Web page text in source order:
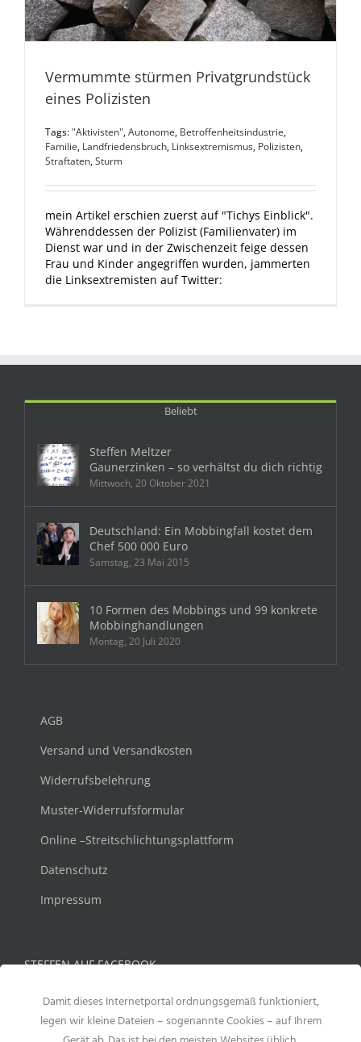
Vermummte stürmen Privatgrundstück
eines Polizisten
Tags:"Aktivisten",Autonome, Betroffenheitsindustrie,
Familie, Landfriedensbruch, Linksextremismus, Polizisten,
Straftaten,Sturm
mein Artikel erschien zuerst auf "Tichys Einblick".
Währenddessen der Polizist (Familienvater) im
Dienst war und in der Zwischenzeit feige dessen
Frau und Kinder angegriffen wurden, jammerten
die Linksextremisten auf Twitter:
Beliebt
Steffen Meltzer
Gaunerzinken – so verhältst du dich richtig
Mittwoch, 20 Oktober 2021
Deutschland: Ein Mobbingfall kostet dem
Chef 500 000 Euro
Samstag, 23 Mai 2015
10 Formen des Mobbings und 99 konkrete
Mobbinghandlungen
Montag, 20 Juli 2020
AGB
Versand und Versandkosten
Widerrufsbelehrung
Muster-Widerrufsformular
Online –Streitschlichtungsplattform
Datenschutz
Impressum
STEFFEN AUF FACEBOOK
Damit dieses Internetportal ordnungsgemäß funktioniert,
legen wir kleine Dateien – sogenannte Cookies – auf Ihrem